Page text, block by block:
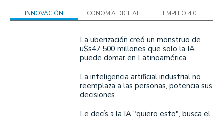
INNOVACIÓN ECONOMÍA DIGITAL EMPLEO 4.0
La uberización creó un monstruo de
u$s47.500 millones que solo la IA
puede domar en Latinoamérica
La inteligencia artificial industrial no
reemplaza a las personas, potencia sus
decisiones
Le decís a la IA "quiero esto", busca el